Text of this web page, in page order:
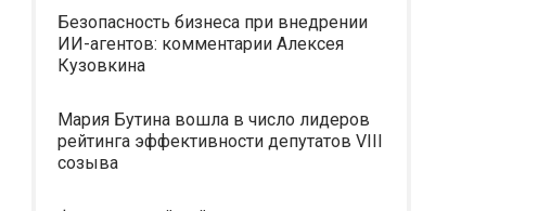
Безопасность бизнеса при внедрении
ИИ-агентов: комментарии Алексея
Кузовкина
Мария Бутина вошла в число лидеров
рейтинга эффективности депутатов VIII
созыва